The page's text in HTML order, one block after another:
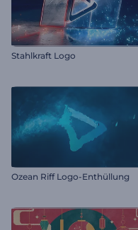
Stahlkraft Logo
Ozean Riff Logo-Enthüllung